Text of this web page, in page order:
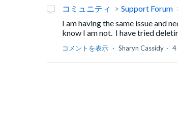
コミュニティ Support Forum
I am having the same issue and
know I am not. I have tried
コメントを表示 Sharyn Cassidy 4